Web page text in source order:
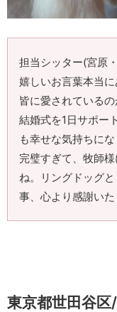
担当シッター(宮
嬉しいお言葉本当
皆に愛されている
結婚式を1日サポー
も幸せな気持ちに
完璧すぎて、牧師
ね。リングドッグ
事、心より感謝いた
東京都世田谷